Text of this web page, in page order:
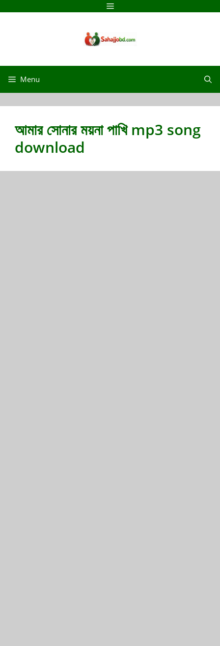
Menu
Menu
আমার সোনার ময়না পাখি mp3 song
download